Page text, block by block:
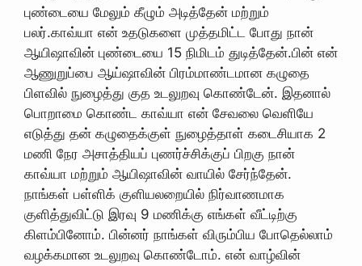
புண்டையை மேலும் கீழும் அடித்தேன் மற்றும்
பலர்.காவ்யா என் உதடுகளை முத்தமிட்ட போது நான்
ஆயிஷாவின் புண்டையை 15 நிமிடம் துடித்தேன்.பின் என்
ஆணுறுப்பை ஆய்ஷாவின் பிரம்மாண்டமான கழுதை
பிளவில் நுழைத்து குத உடலுறவு கொண்டேன். இதனால்
பொறாமை கொண்ட காவ்யா என் சேவலை வெளியே
எடுத்து தன் கழுதைக்குள் நுழைத்தாள் கடைசியாக 2
மணி நேர அசாத்தியப் புணர்ச்சிக்குப் பிறகு நான்
காவ்யா மற்றும் ஆயிஷாவின் வாயில் சேர்ந்தேன்.
நாங்கள் பள்ளிக் குளியலறையில் நிர்வாணமாக
குளித்துவிட்டு இரவு 9 மணிக்கு எங்கள் வீட்டிற்கு
கிளம்பினோம். பின்னர் நாங்கள் விரும்பிய போதெல்லாம்
வழக்கமான உடலுறவு கொண்டோம். என் வாழ்வின்